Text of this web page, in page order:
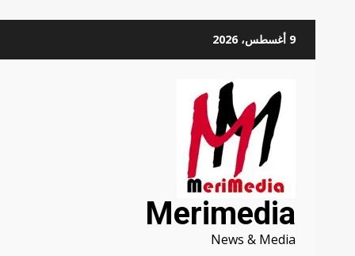
9 أغسطس، 2026
Merimedia
News & Media